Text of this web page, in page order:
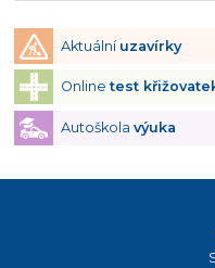
Aktuální uzavírky
Onlinetest
Autoškola výuka